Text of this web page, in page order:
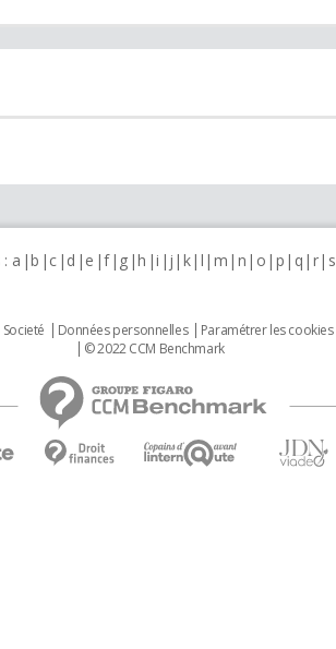
a b c d e f g h i j k l m n o p q r s
Societé Données personnelles Paramétrer les cookies
© 2022 CCM Benchmark